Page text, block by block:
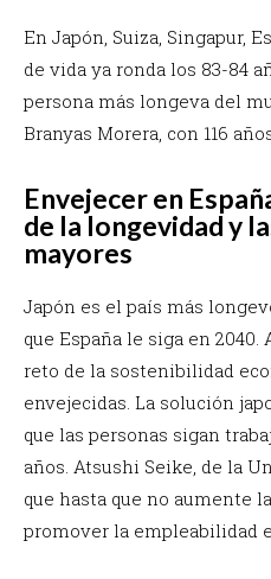
En Japón, Suiza, Singapur,
de vida ya ronda los 83-84
persona más longeva del
Branyas Morera, con 116
Envejecer en
de la longevidad y
mayores
Japón es el país más
que España le siga en
reto de la sostenibilidad
envejecidas. La solución
que las personas sigan
años. Atsushi Seike, de la
que hasta que no aumente
promover la empleabilidad